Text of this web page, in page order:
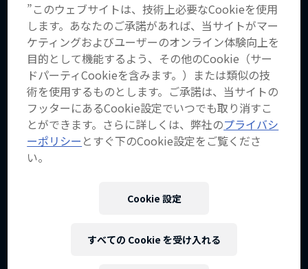
”このウェブサイトは、技術上必要なCookieを使用
します。あなたのご承諾があれば、当サイトがマー
ケティングおよびユーザーのオンライン体験向上を
目的として機能するよう、その他のCookie（サー
ドパーティCookieを含みます。）または類似の技
術を使用するものとします。ご承諾は、当サイトの
フッターにあるCookie設定でいつでも取り消すこ
とができます。さらに詳しくは、弊社のプライバシ
ーポリシー とすぐ下のCookie設定をご覧くださ
い。
Cookie 設定
すべての Cookie を受け入れる